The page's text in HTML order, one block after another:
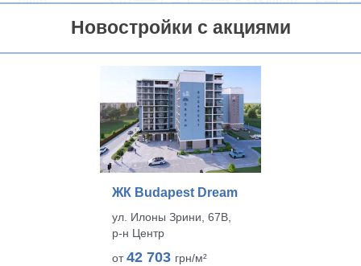
Новостройки с акциями
ЖК Budapest Dream
ул. Илоны Зрини, 67В,
р‑н Центр
от42 703 грн/м²